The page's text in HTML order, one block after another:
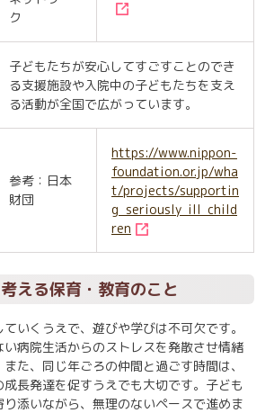
ク
子どもたちが安心してすごすことのでき
る支援施設や入院中の子どもたちを支え
る活動が全国で広がっています。
参考：日本
財団
https://www.nippon-
foundation.or.jp/wha
t/projects/supportin
g_seriously_ill_child
ren
える保育・教育のこと
いくうえで、遊びや学びは不可欠です。
病院生活からのストレスを発散させ情緒
た、同じ年ごろの仲間と過ごす時間は、
長発達を促すうえでも大切です。子ども
添いながら、無理のないペースで進めま